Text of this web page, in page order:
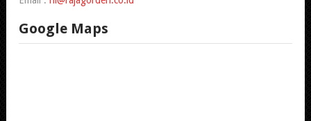
Google Maps